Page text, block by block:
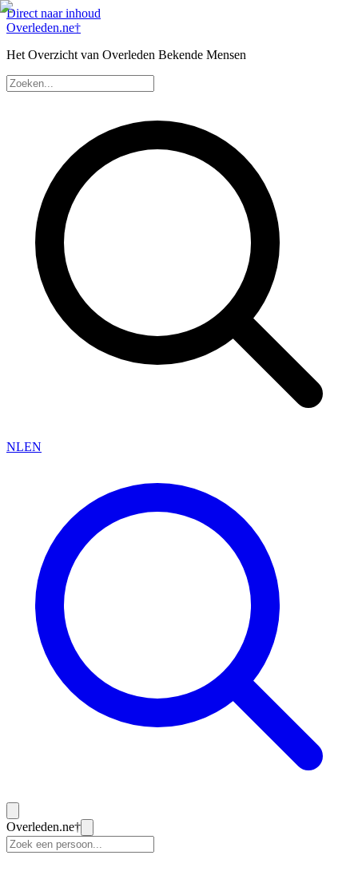
Direct naar inhoud
Overleden.ne†
Het Overzicht van Overleden Bekende Mensen
NLEN
Overleden.ne†